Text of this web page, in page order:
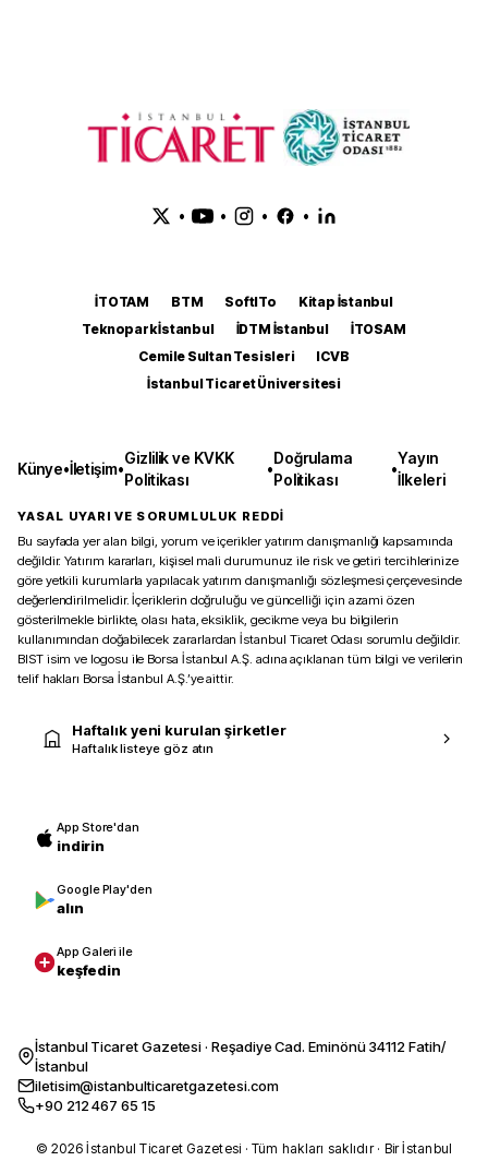
• • • •
İTOTAM BTM SoftITo
Kitap İstanbul
Teknopark İstanbul
İDTM İstanbul
İTOSAM
Cemile Sultan Tesisleri
ICVB
İstanbul Ticaret Üniversitesi
Künye•İletişim•
Gizlilik ve KVKK
Politikası
•
Doğrulama
Politikası
•
Yayın
İlkeleri
YASAL UYARI VE SORUMLULUK REDDİ
Bu sayfada yer alan bilgi, yorum ve içerikler yatırım danışmanlığı kapsamında
değildir. Yatırım kararları, kişisel mali durumunuz ile risk ve getiri tercihlerinize
göre yetkili kurumlarla yapılacak yatırım danışmanlığı sözleşmesi çerçevesinde
değerlendirilmelidir. İçeriklerin doğruluğu ve güncelliği için azami özen
gösterilmekle birlikte, olası hata, eksiklik, gecikme veya bu bilgilerin
kullanımından doğabilecek zararlardan İstanbul Ticaret Odası sorumlu değildir.
BIST isim ve logosu ile Borsa İstanbul A.Ş. adına açıklanan tüm bilgi ve verilerin
telif hakları Borsa İstanbul A.Ş.’ye aittir.
Haftalık yeni kurulan şirketler
Haftalık listeye göz atın
App Store'dan
indirin
Google Play'den
alın
App Galeri ile
keşfedin
İstanbul Ticaret Gazetesi · Reşadiye Cad. Eminönü 34112 Fatih/
İstanbul
iletisim@istanbulticaretgazetesi.com
+90 212 467 65 15
© 2026 İstanbul Ticaret Gazetesi · Tüm hakları saklıdır · Bir İstanbul